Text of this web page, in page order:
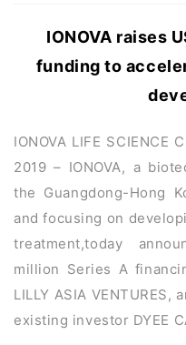
页
IONOVA raises
funding to
IONOVA LIFE SCIENCE
2019 – IONOVA, a
the Guangdong-Hong
and focusing on
treatment,today
million Series A
LILLY ASIA
existing investor DYEE